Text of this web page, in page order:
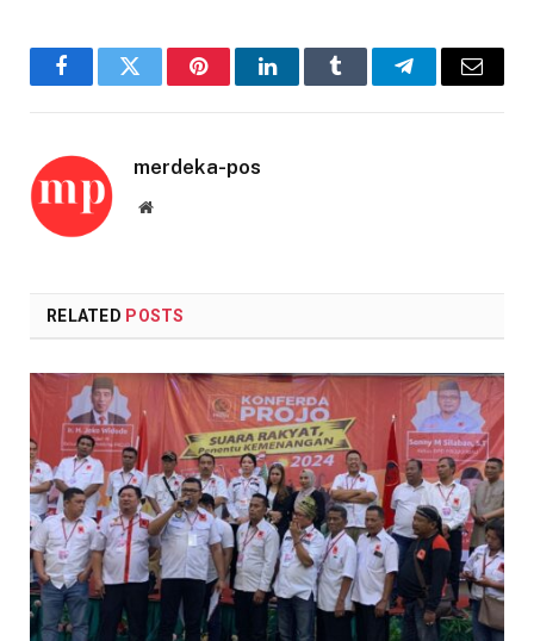
FacebookTwitter PinterestLinkedInTumblr TelegramEmail
merdeka-pos
Website
RELATED POSTS